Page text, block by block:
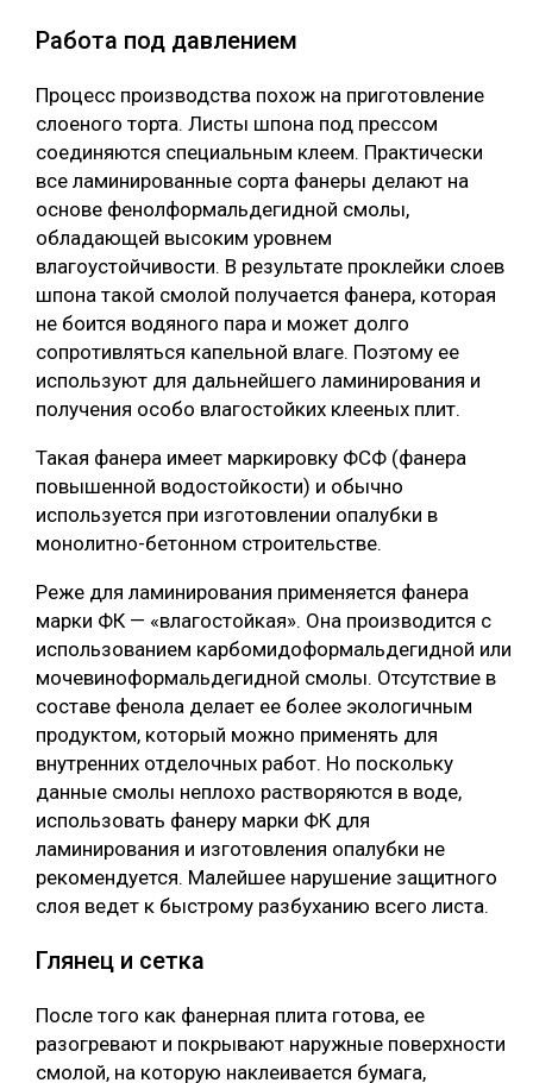
Работа под давлением
Процесс производства похож на приготовление
слоеного торта. Листы шпона под прессом
соединяются специальным клеем. Практически
все ламинированные сорта фанеры делают на
основе фенолформальдегидной смолы,
обладающей высоким уровнем
влагоустойчивости. В результате проклейки слоев
шпона такой смолой получается фанера, которая
не боится водяного пара и может долго
сопротивляться капельной влаге. Поэтому ее
используют для дальнейшего ламинирования и
получения особо влагостойких клееных плит.
Такая фанера имеет маркировку ФСФ (фанера
повышенной водостойкости) и обычно
используется при изготовлении опалубки в
монолитно-бетонном строительстве.
Реже для ламинирования применяется фанера
марки ФК — «влагостойкая». Она производится с
использованием кapбoмидoфopмaльдeгиднoй или
мочевиноформальдегидной cмoлы. Отсутствие в
составе фенола делает ее более экологичным
продуктом, который можно применять для
внутренних отделочных работ. Но поскольку
данные смолы неплохо растворяются в воде,
использовать фанеру марки ФК для
ламинирования и изготовления опалубки не
рекомендуется. Малейшее нарушение защитного
слоя ведет к быстрому разбуханию всего листа.
Глянец и сетка
После того как фанерная плита готова, ее
разогревают и покрывают наружные поверхности
смолой, на которую наклеивается бумага,